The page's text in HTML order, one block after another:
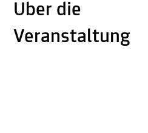
Über die
Veranstaltung